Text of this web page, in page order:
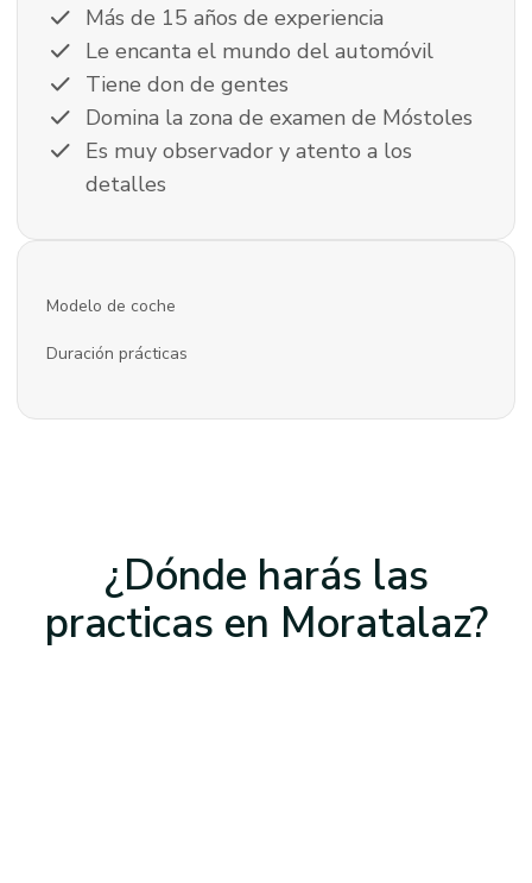
check Más de 15 años de experiencia
check Le encanta el mundo del automóvil
check Tiene don de gentes
check Domina la zona de examen de Móstoles
check Es muy observador y atento a los
detalles
Modelo de coche
Duración prácticas
¿Dónde harás las
practicas en Moratalaz?